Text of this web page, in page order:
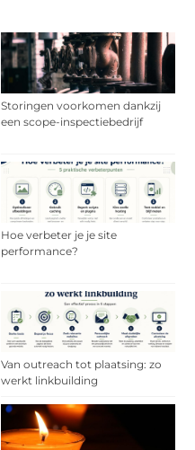
Storingen voorkomen dankzij
een scope-inspectiebedrijf
Hoe verbeter je je site
performance?
Van outreach tot plaatsing: zo
werkt linkbuilding